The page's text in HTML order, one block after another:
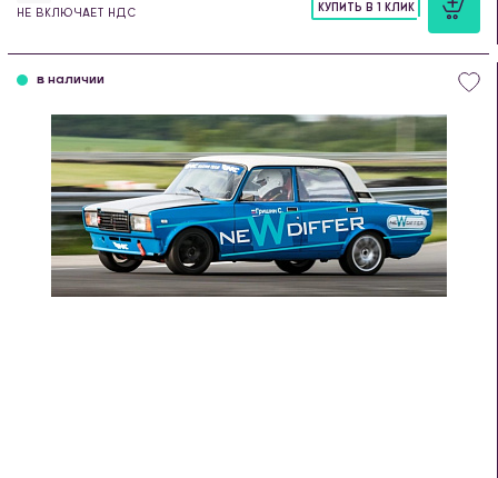
НЕ ВКЛЮЧАЕТ НДС
КУПИТЬ В 1 КЛИК
в наличии